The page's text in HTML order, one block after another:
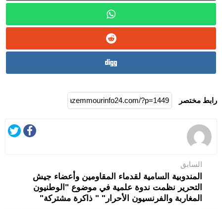
رابط مختصر
السابق
المندوبية السامية لقدماء المقاومين وأعضاء جيش
التحرير نظمت ندوة علمية في موضوع "الوطنيون
المغاربة والفرنسيون الأحرار" " ذاكرة مشتركة"